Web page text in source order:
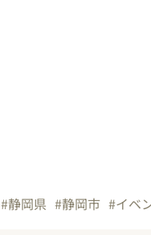
#静岡県 #静岡市 #イベ